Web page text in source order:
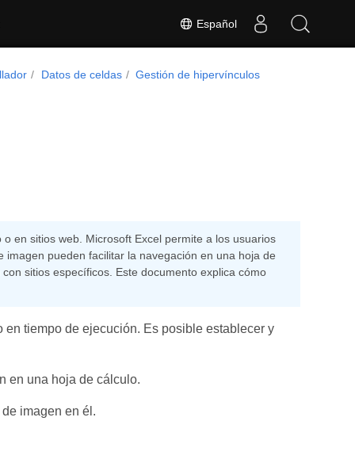
Español
Datos de celdas
Gestión de hipervínculos
en sitios web. Microsoft Excel permite a los usuarios
pueden facilitar la navegación en una hoja de
sitios específicos. Este documento explica cómo
tiempo de ejecución. Es posible establecer y
en una hoja de cálculo.
imagen en él.